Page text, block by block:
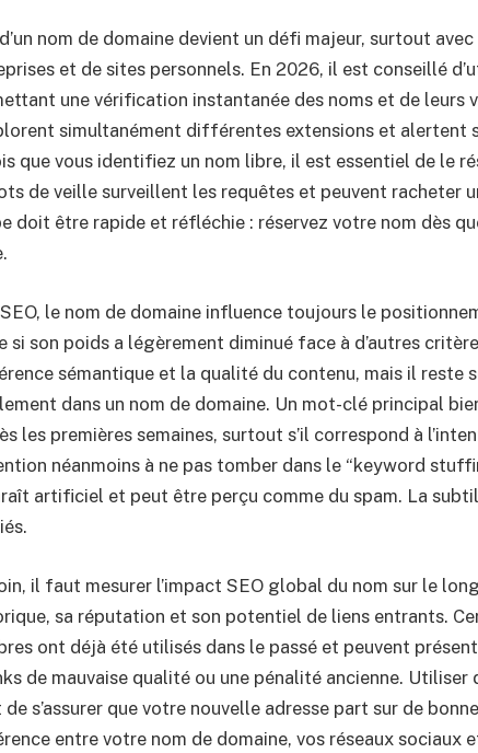
nom de domaine devient un défi majeur, surtout avec
et de sites personnels. En 2026, il est conseillé
une vérification instantanée des noms et de leurs
simultanément différentes extensions et alertent
que vous identifiez un nom libre, il est essentiel de le
de veille surveillent les requêtes et peuvent racheter
doit être rapide et réfléchie : réservez votre nom dès
le nom de domaine influence toujours le
si son poids a légèrement diminué face à d’autres
sémantique et la qualité du contenu, mais il reste
dans un nom de domaine. Un mot-clé principal
les premières semaines, surtout s’il correspond à
néanmoins à ne pas tomber dans le “keyword
artificiel et peut être perçu comme du spam. La
il faut mesurer l’impact SEO global du nom sur le
sa réputation et son potentiel de liens entrants.
ont déjà été utilisés dans le passé et peuvent
de mauvaise qualité ou une pénalité ancienne. Utiliser
s’assurer que votre nouvelle adresse part sur de
entre votre nom de domaine, vos réseaux sociaux